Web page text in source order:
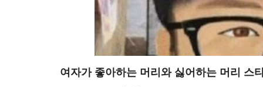
여자가 좋아하는 머리와 싫어하는 머리 스